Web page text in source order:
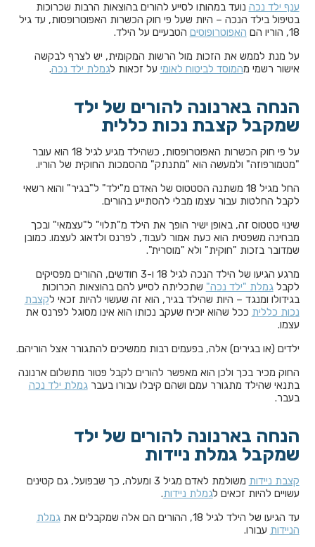
ענף ילד נכה נועד במהותו לסייע להורים בהוצאות הרבות שכרוכות
בטיפול בילד הנכה – היות שעל פי חוק הכשרות האפוטרופסות, עד גיל
18, הוריו הם
האפוטרופוסים הטבעיים על הילד.
על מנת לממש את הזכות מול הרשות המקומית, יש לצרף לבקשה
אישור רשמי מהמוסד לביטוח לאומי על זכאות לגמלת ילד נכה.
הנחה בארנונה להורים של ילד
שמקבל קצבת נכות כללית
על פי חוק הכשרות האפוטרופסות, כשהילד מגיע לגיל 18 הוא עובר
"מטמורפוזה" ולמעשה הוא "מתנתק" מהסמכות החוקית של הוריו.
החל מגיל 18 משתנה הסטטוס של האדם מ"ילד" ל"בגיר" והוא רשאי
לקבל החלטות עבור עצמו מבלי להסתייע בהורים.
שינוי סטטוס זה, באופן ישיר הופך את הילד מ"תלוי" ל"עצמאי" ובכך
מבחינה משפטית הוא כעת אמור לעבוד, לפרנס ולדאוג לעצמו. כמובן
שמדובר בזכות "חוקית" ולא "מוסרית".
מרגע הגיעו של הילד הנכה לגיל 18 ו-3 חודשים, ההורים מפסיקים
לקבלגמלת "ילד נכה" שתכליתה לסייע להם בהוצאות הכרוכות
בגידולו ומנגד – היות שהילד בגיר, הוא זה שעשוי להיות זכאי לקצבת
נכות כללית ככל שהוא יוכיח שעקב נכותו הוא אינו מסוגל לפרנס את
עצמו.
ילדים (או בגירים) אלה, בפעמים רבות ממשיכים להתגורר אצל הוריהם.
החוק מכיר בכך ולכן הוא מאפשר להורים לקבל פטור מתשלום ארנונה
בתנאי שהילד מתגורר עמם ושהם קיבלו עבורו בעברגמלת ילד נכה
בעבר.
הנחה בארנונה להורים של ילד
שמקבל גמלת ניידות
קצבת ניידות
משולמת לאדם מגיל 3 ומעלה, כך שבפועל, גם קטינים
עשויים להיות זכאים לגמלת ניידות.
עד הגיעו של הילד לגיל 18, ההורים הם אלה שמקבלים את
גמלת
הניידות עבורו.